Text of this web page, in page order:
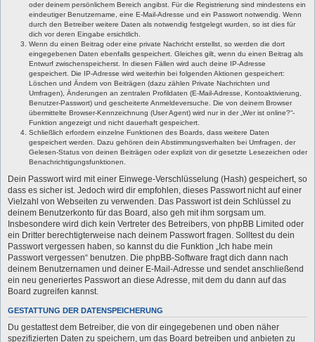
oder deinem persönlichem Bereich angibst. Für die Registrierung sind mindestens ein
eindeutiger Benutzername, eine E-Mail-Adresse und ein Passwort notwendig. Wenn
durch den Betreiber weitere Daten als notwendig festgelegt wurden, so ist dies für
dich vor deren Eingabe ersichtlich.
Wenn du einen Beitrag oder eine private Nachricht erstellst, so werden die dort
eingegebenen Daten ebenfalls gespeichert. Gleiches gilt, wenn du einen Beitrag als
Entwurf zwischenspeicherst. In diesen Fällen wird auch deine IP-Adresse
gespeichert. Die IP-Adresse wird weiterhin bei folgenden Aktionen gespeichert:
Löschen und Ändern von Beiträgen (dazu zählen Private Nachrichten und
Umfragen), Änderungen an zentralen Profildaten (E-Mail-Adresse, Kontoaktivierung,
Benutzer-Passwort) und gescheiterte Anmeldeversuche. Die von deinem Browser
übermittelte Browser-Kennzeichnung (User Agent) wird nur in der „Wer ist online?“-
Funktion angezeigt und nicht dauerhaft gespeichert.
Schließlich erfordern einzelne Funktionen des Boards, dass weitere Daten
gespeichert werden. Dazu gehören dein Abstimmungsverhalten bei Umfragen, der
Gelesen-Status von deinen Beiträgen oder explizit von dir gesetzte Lesezeichen oder
Benachrichtigungsfunktionen.
Dein Passwort wird mit einer Einwege-Verschlüsselung (Hash) gespeichert, so
dass es sicher ist. Jedoch wird dir empfohlen, dieses Passwort nicht auf einer
Vielzahl von Webseiten zu verwenden. Das Passwort ist dein Schlüssel zu
deinem Benutzerkonto für das Board, also geh mit ihm sorgsam um.
Insbesondere wird dich kein Vertreter des Betreibers, von phpBB Limited oder
ein Dritter berechtigterweise nach deinem Passwort fragen. Solltest du dein
Passwort vergessen haben, so kannst du die Funktion „Ich habe mein
Passwort vergessen“ benutzen. Die phpBB-Software fragt dich dann nach
deinem Benutzernamen und deiner E-Mail-Adresse und sendet anschließend
ein neu generiertes Passwort an diese Adresse, mit dem du dann auf das
Board zugreifen kannst.
GESTATTUNG DER DATENSPEICHERUNG
Du gestattest dem Betreiber, die von dir eingegebenen und oben näher
spezifizierten Daten zu speichern, um das Board betreiben und anbieten zu